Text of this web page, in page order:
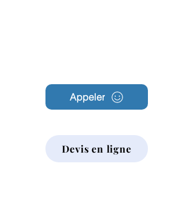
Appeler
Devis en ligne